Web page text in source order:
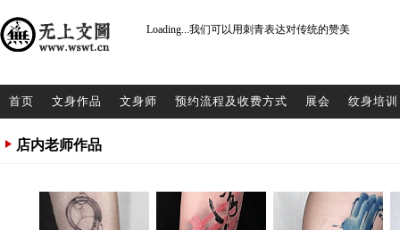
Loading...我们可以用刺青表达对传统的赞美
首页 文身作品 文身师 预约流程及收费方式 展会 纹身培训
店内老师作品